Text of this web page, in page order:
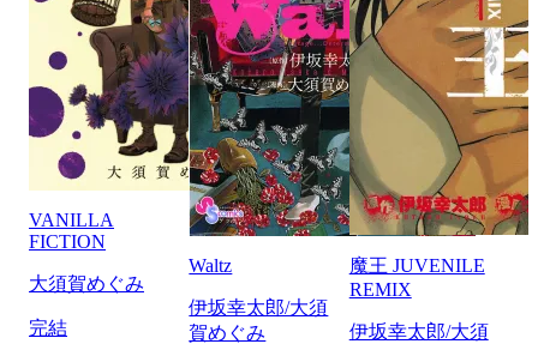
VANILLA
FICTION
大須賀めぐみ
完結
Waltz
伊坂幸太郎/大須
賀めぐみ
魔王 JUVENILE
REMIX
伊坂幸太郎/大須